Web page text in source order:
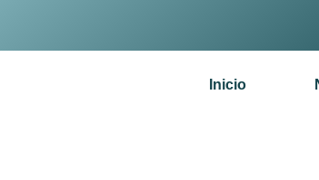
Inicio